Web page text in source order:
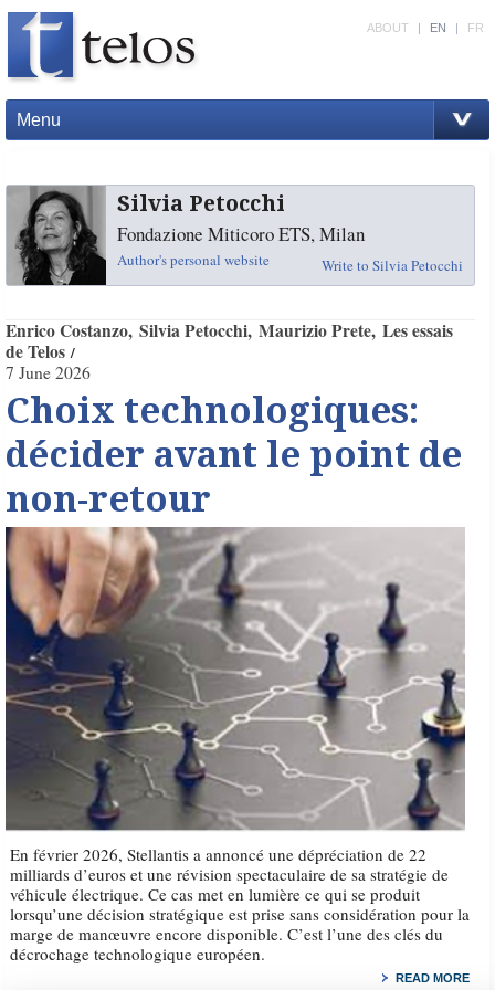
Menu
ABOUT | EN | FR
Silvia Petocchi
Fondazione Miticoro ETS, Milan
Author's personal website Write to Silvia Petocchi
Enrico Costanzo Silvia Petocchi Maurizio Prete Les essais
de Telos
7 June 2026
Choix technologiques:
décider avant le point de
non-retour
En février 2026, Stellantis a annoncé une dépréciation de 22
milliards d’euros et une révision spectaculaire de sa stratégie de
véhicule électrique. Ce cas met en lumière ce qui se produit
lorsqu’une décision stratégique est prise sans considération pour la
marge de manœuvre encore disponible. C’est l’une des clés du
décrochage technologique européen.
READ MORE